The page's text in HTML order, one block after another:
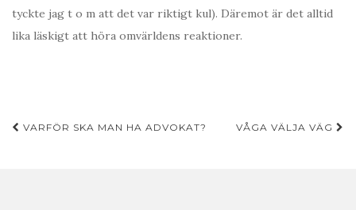
tyckte jag t o m att det var riktigt kul). Däremot är det alltid
lika läskigt att höra omvärldens reaktioner.
Inläggsnavigering
VARFÖR SKA MAN HA ADVOKAT? VÅGA VÄLJA VÄG